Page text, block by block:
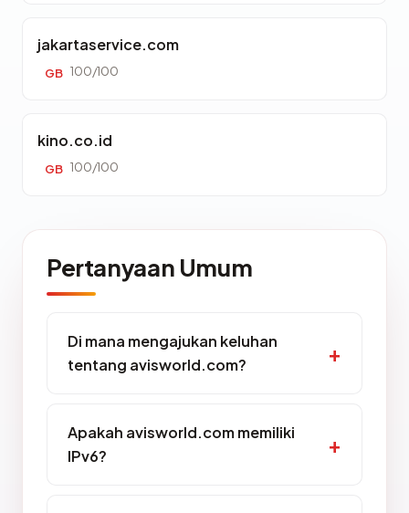
jakartaservice.com
GB 100/100
kino.co.id
GB 100/100
Pertanyaan Umum
Di mana mengajukan keluhan
tentang avisworld.com?
Apakah avisworld.com memiliki
IPv6?